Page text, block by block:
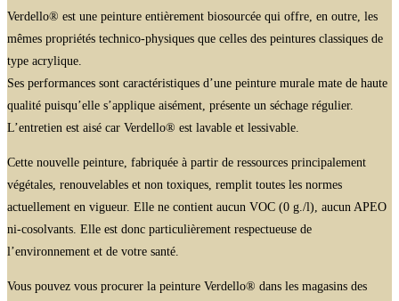
Verdello® est une peinture entièrement biosourcée qui offre, en outre, les
mêmes propriétés technico-physiques que celles des peintures classiques de
type acrylique.
Ses performances sont caractéristiques d’une peinture murale mate de haute
qualité puisqu’elle s’applique aisément, présente un séchage régulier.
L’entretien est aisé car Verdello® est lavable et lessivable.
Cette nouvelle peinture, fabriquée à partir de ressources principalement
végétales, renouvelables et non toxiques, remplit toutes les normes
actuellement en vigueur. Elle ne contient aucun VOC (0 g./l), aucun APEO
ni-cosolvants. Elle est donc particulièrement respectueuse de
l’environnement et de votre santé.
Vous pouvez vous procurer la peinture Verdello® dans les magasins des